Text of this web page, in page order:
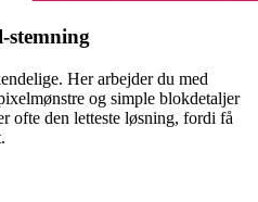
stemning
Her arbejder du med
og simple blokdetaljer
ofte den letteste løsning, fordi få